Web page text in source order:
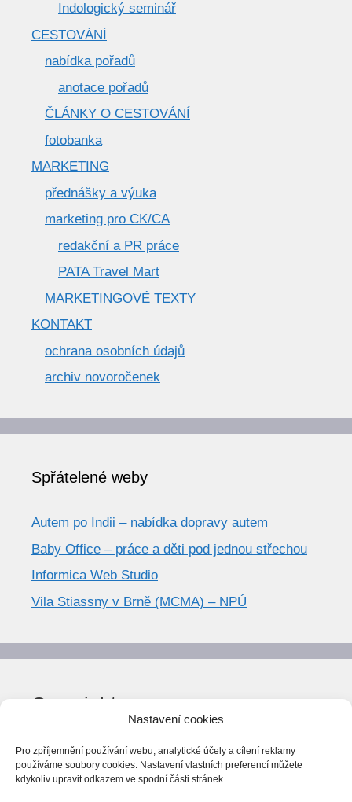
Nastavení cookies
Pro zpříjemnění používání webu, analytické účely a cílení reklamy
používáme soubory cookies. Nastavení vlastních preferencí můžete
kdykoliv upravit odkazem ve spodní části stránek.
Indologický seminář
CESTOVÁNÍ
nabídka pořadů
anotace pořadů
ČLÁNKY O CESTOVÁNÍ
fotobanka
MARKETING
přednášky a výuka
marketing pro CK/CA
redakční a PR práce
PATA Travel Mart
MARKETINGOVÉ TEXTY
KONTAKT
ochrana osobních údajů
archiv novoročenek
Spřátelené weby
Autem po Indii – nabídka dopravy autem
Baby Office – práce a děti pod jednou střechou
Informica Web Studio
Vila Stiassny v Brně (MCMA) – NPÚ
Copyright
© World Trend 2014-2026
Všechna práva vyhrazena.
CC BY-NC 4.0